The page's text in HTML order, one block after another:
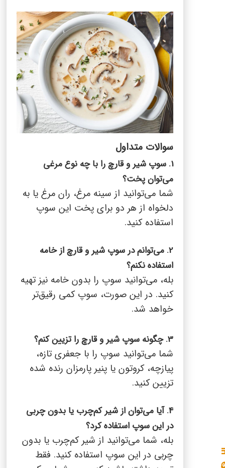
سوالات متداول
1. سوپ شیر و قارچ را با چه نوع مرغی
می‌توان پخت؟
شما می‌توانید از سینه مرغ، ران مرغ یا به
دلخواه از هر دو برای پخت این سوپ
استفاده کنید.
2. می‌توانم در سوپ شیر و قارچ از خامه
استفاده نکنم؟
بله، می‌توانید سوپ را بدون خامه نیز تهیه
کنید. در این صورت، سوپ کمی رقیق‌تر
خواهد شد.
3. چگونه سوپ شیر و قارچ را تزیین کنم؟
شما می‌توانید سوپ را با جعفری تازه،
پیازچه، کروتون یا پنیر پارمزان رنده شده
تزیین کنید.
4. آیا می‌توان از شیر کم‌چرب یا بدون چربی
در این سوپ استفاده کرد؟
بله، شما می‌توانید از شیر کم‌چرب یا بدون
چربی در این سوپ استفاده کنید. فقط